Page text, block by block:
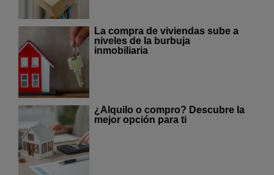
La compra de viviendas sube a
niveles de la burbuja
inmobiliaria
¿Alquilo o compro? Descubre la
mejor opción para ti